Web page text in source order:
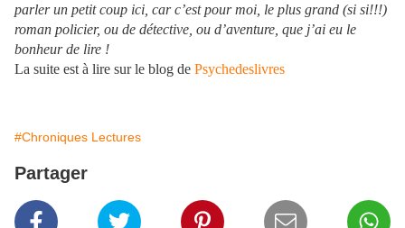
parler un petit coup ici, car c’est pour moi, le plus grand (si si!!!)
roman policier, ou de détective, ou d’aventure, que j’ai eu le
bonheur de lire !
La suite est à lire sur le blog de Psychedeslivres
#Chroniques Lectures
Partager